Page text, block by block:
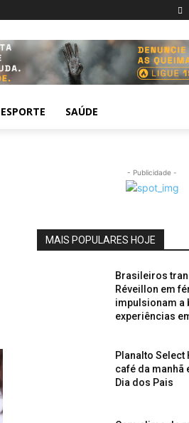
ESPORTE SAÚDE
- Publicidade -
MAIS POPULARES HOJE
Brasileiros
Réveillon em
impulsionam a
experiências
Planalto Select
café da manhã
Dia dos Pais